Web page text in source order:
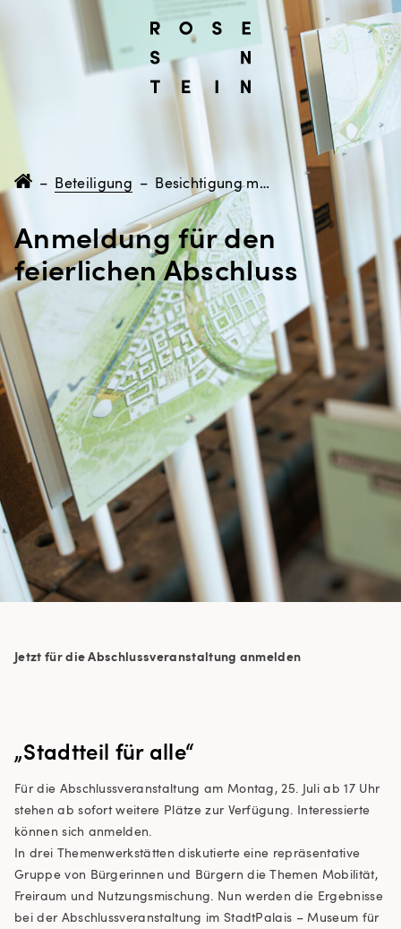
– Beteiligung – Besichtigung mit Startschuss und Abschluss
Anmeldung für den
feierlichen Abschluss
Jetzt für die Abschlussveranstaltung anmelden
„Stadtteil für alle“
Für die Abschlussveranstaltung am Montag, 25. Juli ab 17 Uhr
stehen ab sofort weitere Plätze zur Verfügung. Interessierte
können sich anmelden.
In drei Themenwerkstätten diskutierte eine repräsentative
Gruppe von Bürgerinnen und Bürgern die Themen Mobilität,
Freiraum und Nutzungsmischung. Nun werden die Ergebnisse
bei der Abschlussveranstaltung im StadtPalais – Museum für